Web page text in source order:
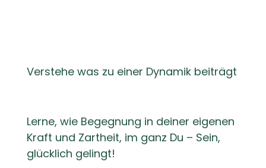
Verstehe was zu einer Dynamik beiträgt
Lerne, wie Begegnung in deiner eigenen
Kraft und Zartheit, im ganz Du – Sein,
glücklich gelingt!